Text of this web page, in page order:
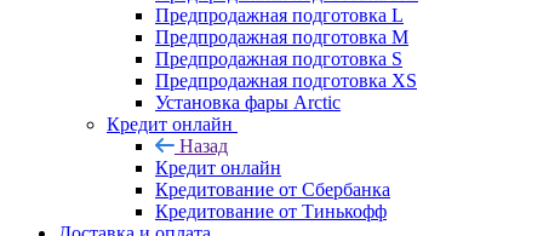
Предпродажная подготовка L
Предпродажная подготовка M
Предпродажная подготовка S
Предпродажная подготовка XS
Установка фары Arctic
Кредит онлайн
Назад
Кредит онлайн
Кредитование от Сбербанка
Кредитование от Тинькофф